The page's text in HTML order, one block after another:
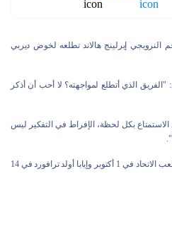
النرويجي إيرلينج هالاند تطلعه لخوض ديربي
"الفريق الذي أتطلع لمواجهته؟ لا أحب أن أذكر
بكل لحظة، الإفراط في التفكير ليس
ويقام ديربي مدينة مانشستر ذهابا على ملعب الاتحاد في 1 أكتوبر وإيابا أولد ترافورد في 14